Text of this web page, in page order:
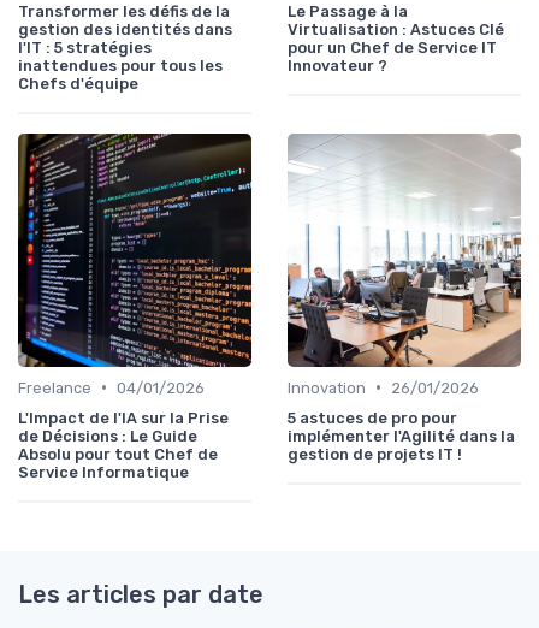
Transformer les défis de la
gestion des identités dans
l'IT : 5 stratégies
inattendues pour tous les
Chefs d'équipe
Le Passage à la
Virtualisation : Astuces Clé
pour un Chef de Service IT
Innovateur ?
Freelance • 04/01/2026
L'Impact de l'IA sur la Prise
de Décisions : Le Guide
Absolu pour tout Chef de
Service Informatique
Innovation •
26/01/2026
5 astuces de pro pour
implémenter l'Agilité dans la
gestion de projets IT !
Les articles par date